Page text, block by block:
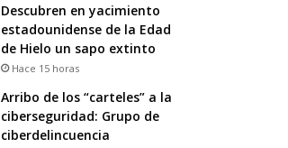
Descubren en yacimiento
estadounidense de la Edad
de Hielo un sapo extinto
Hace 15 horas
Arribo de los “carteles” a la
ciberseguridad: Grupo de
ciberdelincuencia